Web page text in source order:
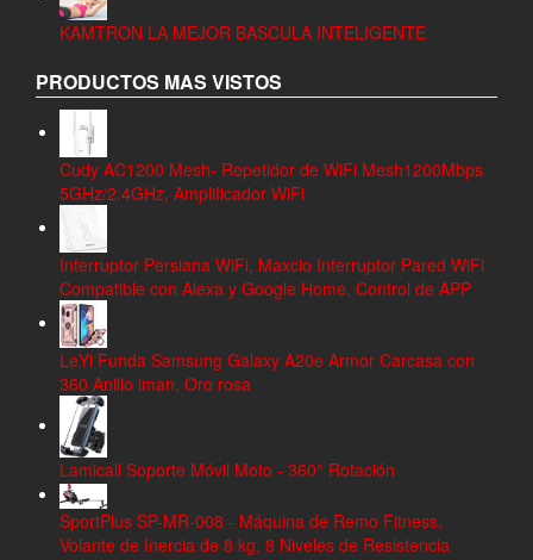
KAMTRON LA MEJOR BASCULA INTELIGENTE
PRODUCTOS MAS VISTOS
Cudy AC1200 Mesh- Repetidor de WiFi Mesh1200Mbps
5GHz/2.4GHz, Amplificador WiFi
Interruptor Persiana WiFi, Maxcio Interruptor Pared WiFi
Compatible con Alexa y Google Home, Control de APP
LeYi Funda Samsung Galaxy A20e Armor Carcasa con
360 Anillo iman, Oro rosa
Lamicall Soporte Móvil Moto - 360° Rotación
SportPlus SP-MR-008 - Máquina de Remo Fitness,
Volante de Inercia de 8 kg, 8 Niveles de Resistencia